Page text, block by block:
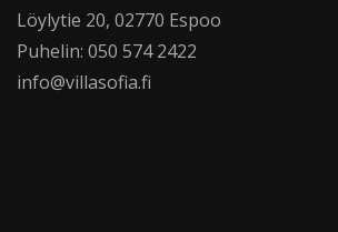
Löylytie 20, 02770 Espoo
Puhelin: 050 574 2422
info@villasofia.fi